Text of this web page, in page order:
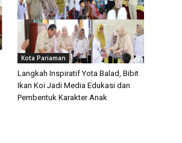
Kota Pariaman
Langkah Inspiratif Yota Balad, Bibit
Ikan Koi Jadi Media Edukasi dan
Pembentuk Karakter Anak